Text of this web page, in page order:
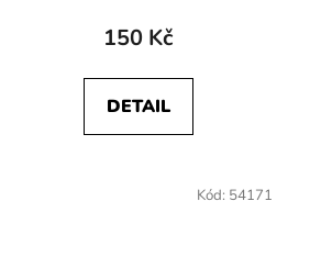
150 Kč
DETAIL
Kód: 54171